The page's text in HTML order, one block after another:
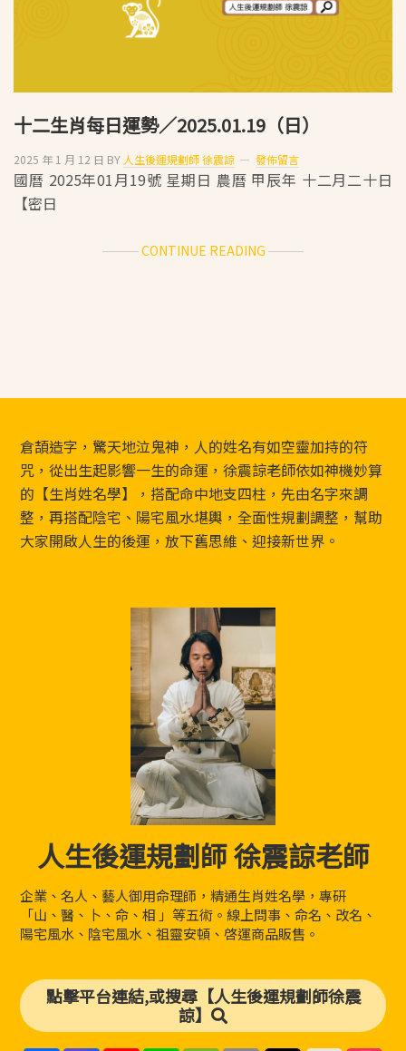
十二生肖每日運勢／2025.01.19（日）
2025 年 1 月 12 日 BY 人生後運規劃師 徐震諒 發佈留言
國曆 2025年01月19號 星期日 農曆 甲辰年 十二月二十日
【密日
CONTINUE READING ABOUT
2025.01.19（日）
Footer
倉頡造字，驚天地泣鬼神，人的姓名有如空靈加持的符
咒，從出生起影響一生的命運，徐震諒老師依如神機妙算
的【生肖姓名學】，搭配命中地支四柱，先由名字來調
整，再搭配陰宅、陽宅風水堪輿，全面性規劃調整，幫助
大家開啟人生的後運，放下舊思維、迎接新世界。
人生後運規劃師 徐震諒老師
企業、名人、藝人御用命理師，精通生肖姓名學，專研
「山、醫、卜、命、相 」等五術。線上問事、命名、改名、
陽宅風水、陰宅風水、祖靈安頓、啓運商品販售。
點擊平台連結,或搜尋【人生後運規劃師徐震
諒】